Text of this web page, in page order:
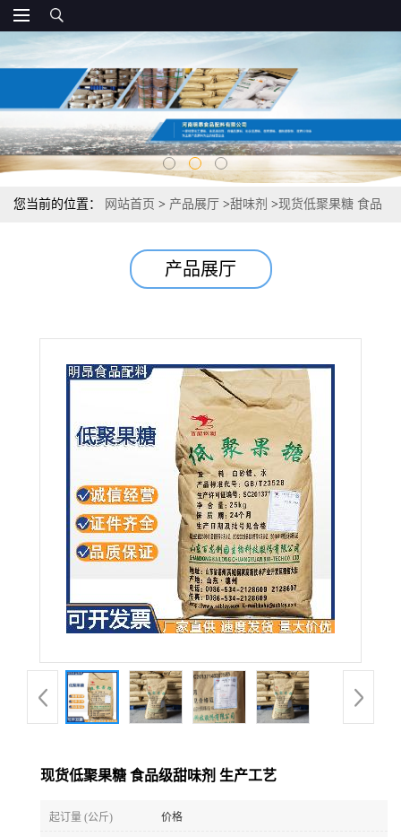
您当前的位置： 网站首页 > 产品展厅 >甜味剂 >现货低聚果糖 食品
产品展厅
现货低聚果糖 食品级甜味剂 生产工艺
起订量 (公斤) 价格